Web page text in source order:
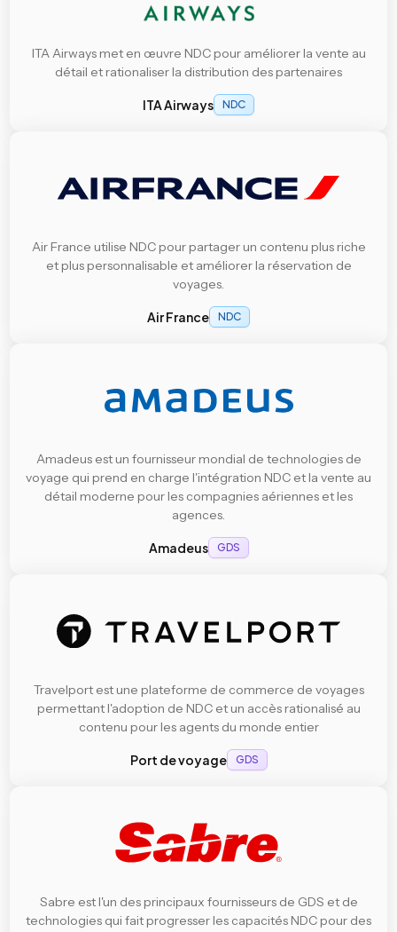
ITA Airways met en œuvre NDC pour améliorer la vente au
détail et rationaliser la distribution des partenaires
ITA Airways NDC
Air France utilise NDC pour partager un contenu plus riche
et plus personnalisable et améliorer la réservation de
voyages.
Air France NDC
Amadeus est un fournisseur mondial de technologies de
voyage qui prend en charge l'intégration NDC et la vente au
détail moderne pour les compagnies aériennes et les
agences.
Amadeus GDS
Travelport est une plateforme de commerce de voyages
permettant l'adoption de NDC et un accès rationalisé au
contenu pour les agents du monde entier
Port de voyage GDS
Sabre est l'un des principaux fournisseurs de GDS et de
technologies qui fait progresser les capacités NDC pour des